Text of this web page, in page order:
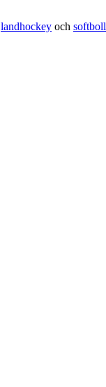
landhockey och softboll